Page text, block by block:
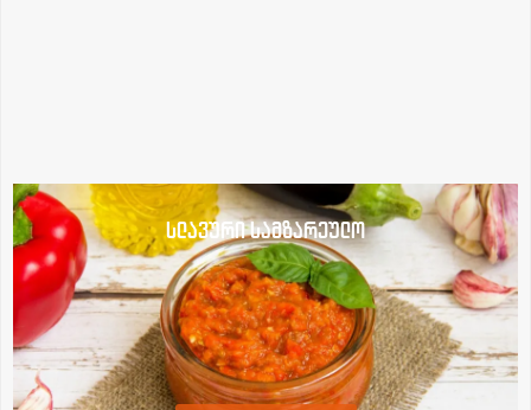
სლავური სამზარეულო